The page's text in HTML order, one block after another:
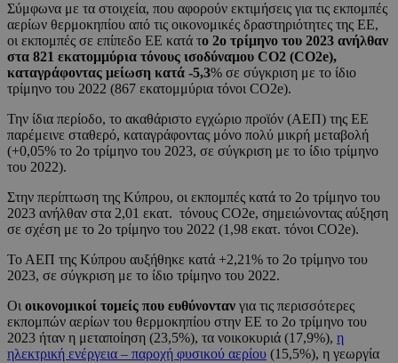
Σύμφωνα με τα στοιχεία, που αφορούν εκτιμήσεις για τις εκπομπές
αερίων θερμοκηπίου από τις οικονομικές δραστηριότητες της ΕΕ,
οι εκπομπές σε επίπεδο ΕΕ κατά το 2ο τρίμηνο του 2023 ανήλθαν
στα 821 εκατομμύρια τόνους ισοδύναμου CO2 (CO2e),
καταγράφοντας μείωση κατά -5,3% σε σύγκριση με το ίδιο
τρίμηνο του 2022 (867 εκατομμύρια τόνοι CO2e).
Την ίδια περίοδο, το ακαθάριστο εγχώριο προϊόν (ΑΕΠ) της ΕΕ
παρέμεινε σταθερό, καταγράφοντας μόνο πολύ μικρή μεταβολή
(+0,05% το 2o τρίμηνο του 2023, σε σύγκριση με το ίδιο τρίμηνο
του 2022).
Στην περίπτωση της Κύπρου, οι εκπομπές κατά το 2ο τρίμηνο του
2023 ανήλθαν στα 2,01 εκατ. τόνους CO2e, σημειώνοντας αύξηση
σε σχέση με το 2ο τρίμηνο του 2022 (1,98 εκατ. τόνοι CO2e).
Το ΑΕΠ της Κύπρου αυξήθηκε κατά +2,21% το 2o τρίμηνο του
2023, σε σύγκριση με το ίδιο τρίμηνο του 2022.
Οι οικονομικοί τομείς που ευθύνονταν για τις περισσότερες
εκπομπών αερίων του θερμοκηπίου στην ΕΕ το 2ο τρίμηνο του
2023 ήταν η μεταποίηση (23,5%), τα νοικοκυριά (17,9%), η
ηλεκτρική ενέργεια – παροχή φυσικού αερίου (15,5%), η γεωργία